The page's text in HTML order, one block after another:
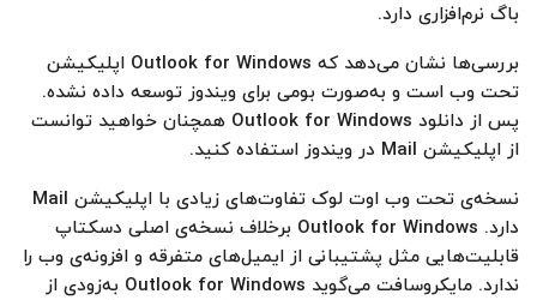
باگ نرم‌افزاری دارد.
بررسی‌ها نشان می‌دهد که Outlook for Windows اپلیکیشن
تحت وب است و به‌صورت بومی برای ویندوز توسعه داده نشده.
پس از دانلود Outlook for Windows همچنان خواهید توانست
از اپلیکیشن Mail در ویندوز استفاده کنید.
نسخه‌ی تحت وب اوت لوک تفاوت‌های زیادی با اپلیکیشن Mail
دارد. Outlook for Windows برخلاف نسخه‌ی اصلی دسکتاپ
قابلیت‌هایی مثل پشتیبانی از ایمیل‌های متفرقه و افزونه‌ی وب را
ندارد. مایکروسافت می‌گوید Outlook for Windows به‌زودی از